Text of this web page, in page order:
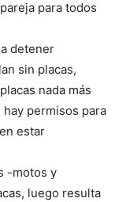
para todos
detener
sin placas,
nada más
permisos para
estar
-motos y
luego resulta